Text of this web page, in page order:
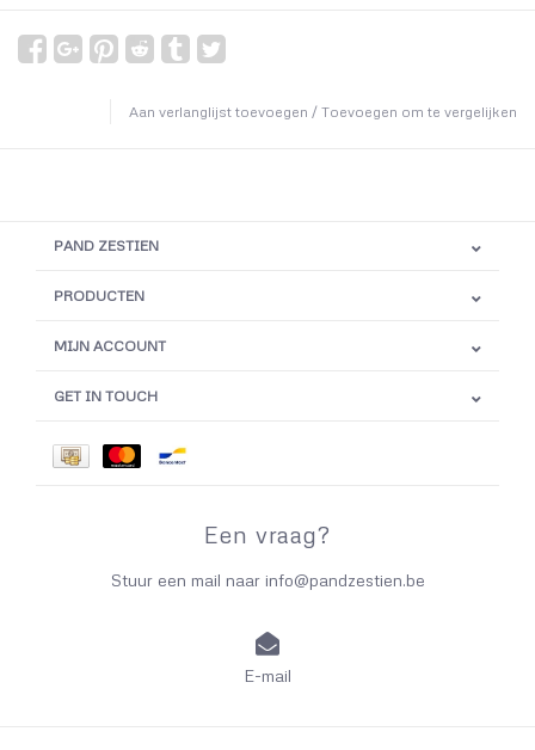
Aan verlanglijst toevoegen / Toevoegen om te vergelijken
PAND ZESTIEN
PRODUCTEN
MIJN ACCOUNT
GET IN TOUCH
Een vraag?
Stuur een mail naar info@pandzestien.be
E-mail